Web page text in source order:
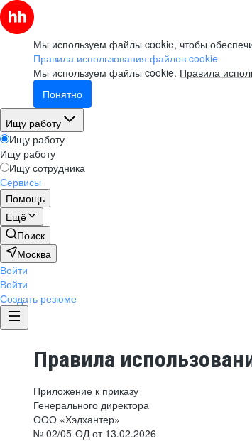
Мы используем файлы cookie, чтобы
Правила использования файлов cookie
Мы используем файлы cookie. Правила
Понятно
Ищу работу
Ищу работу
Ищу работу
Ищу сотрудника
Сервисы
Помощь
Ещё
Поиск
Москва
Войти
Войти
Создать резюме
Правила
Приложение к приказу
Генерального директора
ООО «Хэдхантер»
№ 02/05-ОД от 13.02.2026